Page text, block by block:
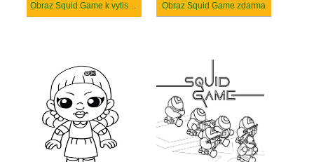
Obraz Squid Game k vytisknutí Obraz Squid Game zdarma